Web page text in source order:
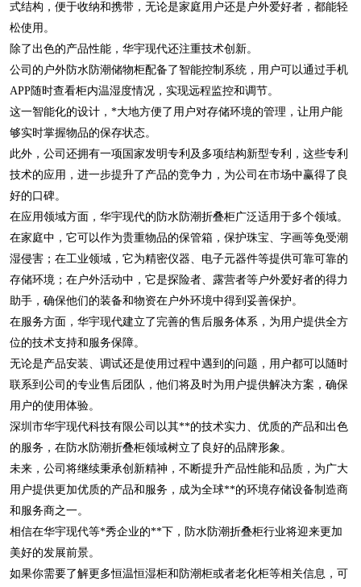
式结构，便于收纳和携带，无论是家庭用户还是户外爱好者，都能轻
松使用。
除了出色的产品性能，华宇现代还注重技术创新。
公司的户外防水防潮储物柜配备了智能控制系统，用户可以通过手机
APP随时查看柜内温湿度情况，实现远程监控和调节。
这一智能化的设计，*大地方便了用户对存储环境的管理，让用户能
够实时掌握物品的保存状态。
此外，公司还拥有一项国家发明专利及多项结构新型专利，这些专利
技术的应用，进一步提升了产品的竞争力，为公司在市场中赢得了良
好的口碑。
在应用领域方面，华宇现代的防水防潮折叠柜广泛适用于多个领域。
在家庭中，它可以作为贵重物品的保管箱，保护珠宝、字画等免受潮
湿侵害；在工业领域，它为精密仪器、电子元器件等提供可靠可靠的
存储环境；在户外活动中，它是探险者、露营者等户外爱好者的得力
助手，确保他们的装备和物资在户外环境中得到妥善保护。
在服务方面，华宇现代建立了完善的售后服务体系，为用户提供全方
位的技术支持和服务保障。
无论是产品安装、调试还是使用过程中遇到的问题，用户都可以随时
联系到公司的专业售后团队，他们将及时为用户提供解决方案，确保
用户的使用体验。
深圳市华宇现代科技有限公司以其**的技术实力、优质的产品和出色
的服务，在防水防潮折叠柜领域树立了良好的品牌形象。
未来，公司将继续秉承创新精神，不断提升产品性能和品质，为广大
用户提供更加优质的产品和服务，成为全球**的环境存储设备制造商
和服务商之一。
相信在华宇现代等*秀企业的**下，防水防潮折叠柜行业将迎来更加
美好的发展前景。
如果你需要了解更多恒温恒湿柜和防潮柜或者老化柜等相关信息，可